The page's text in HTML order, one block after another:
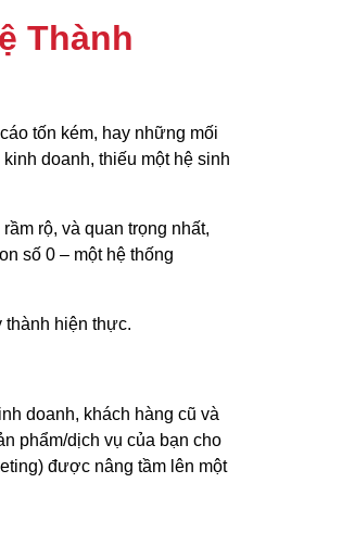
Thành
tốn kém, hay những mối
doanh, thiếu một hệ sinh
rộ, và quan trọng nhất,
số 0 – một hệ thống
thành hiện thực.
doanh, khách hàng cũ và
phẩm/dịch vụ của bạn cho
được nâng tầm lên một